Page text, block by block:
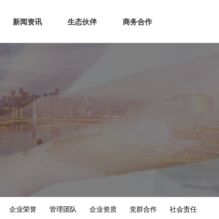
商业服务 新闻资讯 生态伙伴
新闻资讯 生态伙伴 商务合作
企业荣誉 管理团队 企业资质 党群合作 社会责任